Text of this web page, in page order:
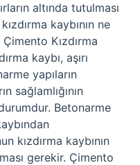
altında tutulması
kaybının ne
Kızdırma
kaybı, aşırı
yapıların
sağlamlığının
Betonarme
kızdırma kaybının
gerekir. Çimento